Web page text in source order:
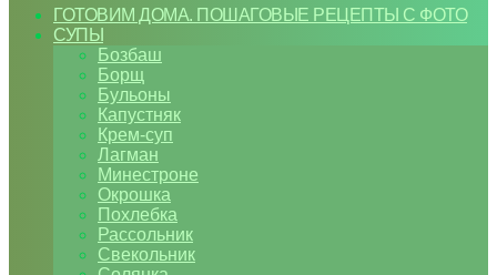
ГОТОВИМ ДОМА. ПОШАГОВЫЕ РЕЦЕПТЫ С ФОТО
СУПЫ
Бозбаш
Борщ
Бульоны
Капустняк
Крем-суп
Лагман
Минестроне
Окрошка
Похлебка
Рассольник
Свекольник